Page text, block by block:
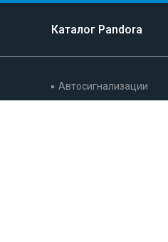
Каталог Pandora
Автосигнализации